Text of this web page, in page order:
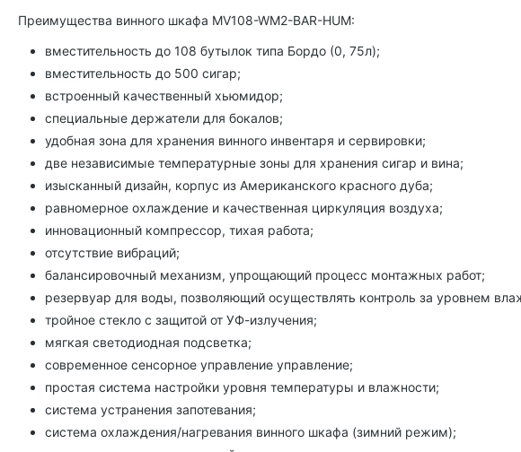
Преимущества винного шкафа MV108-WM2-BAR-HUM:
вместительность до 108 бутылок типа Бордо (0, 75л);
вместительность до 500 сигар;
встроенный качественный хьюмидор;
специальные держатели для бокалов;
удобная зона для хранения винного инвентаря и сервировки;
две независимые температурные зоны для хранения сигар и вина;
изысканный дизайн, корпус из Американского красного дуба;
равномерное охлаждение и качественная циркуляция воздуха;
инновационный компрессор, тихая работа;
отсутствие вибраций;
балансировочный механизм, упрощающий процесс монтажных работ;
резервуар для воды, позволяющий осуществлять контроль за уровнем
тройное стекло с защитой от УФ-излучения;
мягкая светодиодная подсветка;
современное сенсорное управление управление;
простая система настройки уровня температуры и влажности;
система устранения запотевания;
система охлаждения/нагревания винного шкафа (зимний режим);